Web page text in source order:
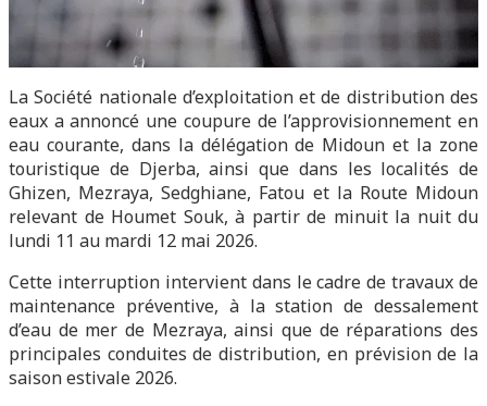
La Société nationale d’exploitation et de distribution des
eaux a annoncé une coupure de l’approvisionnement en
eau courante, dans la délégation de Midoun et la zone
touristique de Djerba, ainsi que dans les localités de
Ghizen, Mezraya, Sedghiane, Fatou et la Route Midoun
relevant de Houmet Souk, à partir de minuit la nuit du
lundi 11 au mardi 12 mai 2026.
Cette interruption intervient dans le cadre de travaux de
maintenance préventive, à la station de dessalement
d’eau de mer de Mezraya, ainsi que de réparations des
principales conduites de distribution, en prévision de la
saison estivale 2026.